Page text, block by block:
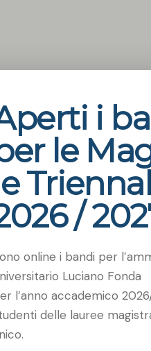
2
i
le
le
/
online i bandi per
Luciano Fonda
l’anno accademico
delle lauree